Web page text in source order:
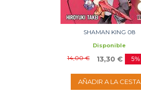
SHAMAN KING 08
Disponible
14,00 € 13,30 € 5%
AÑADIR A LA CESTA